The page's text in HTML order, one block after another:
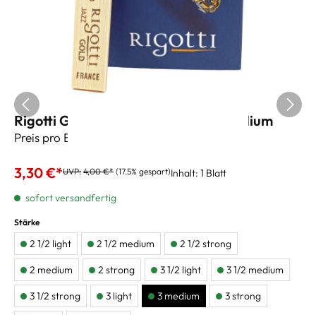
Rigotti Gold Jazz Altsaxblätter 3 medium
Preis pro Blatt
3,30 €*UVP: 4,00 €* (17.5% gespart)Inhalt: 1 Blatt
sofort versandfertig
Stärke
2 1/2 light 2 1/2 medium 2 1/2 strong
2 medium 2 strong 3 1/2 light 3 1/2 medium
3 1/2 strong 3 light 3 medium 3 strong